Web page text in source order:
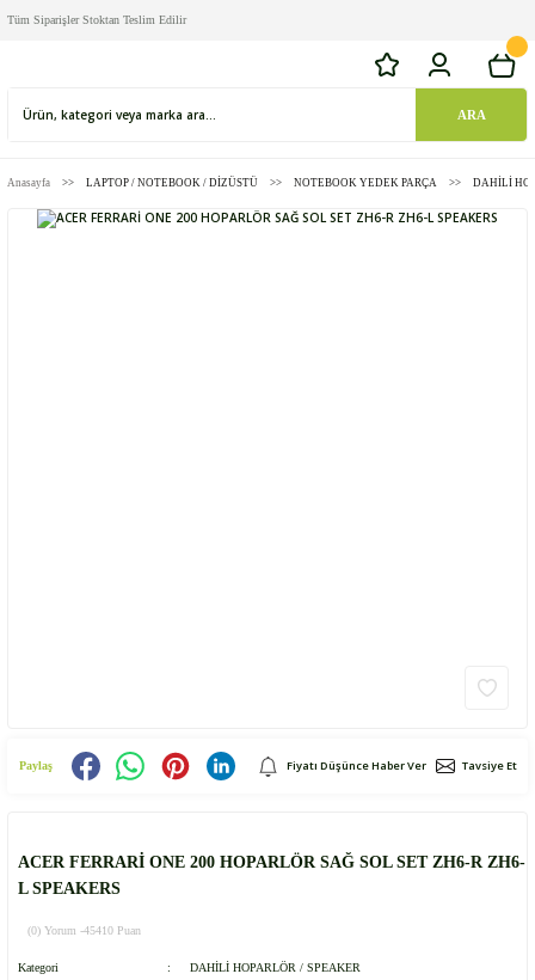
Tüm Siparişler Stoktan Teslim Edilir
ARA
Anasayfa LAPTOP / NOTEBOOK / DİZÜSTÜ NOTEBOOK YEDEK PARÇA DAHİLİ
Paylaş Fiyatı Düşünce Haber Ver Tavsiye Et
ACER FERRARİ ONE 200 HOPARLÖR SAĞ SOL SET ZH6-R ZH6-
L SPEAKERS
(0) Yorum -45410 Puan
Kategori DAHİLİ HOPARLÖR / SPEAKER